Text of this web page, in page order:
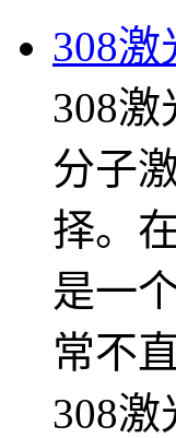
308
308
分子
择。
是一
常不
308